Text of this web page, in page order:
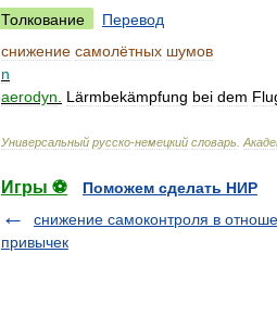
Толкование
Перевод
снижение самолётных шумов
n
aerodyn
Lärmbekämpfung bei dem
Универсальный русско-немецкий словарь
Игры ⚽
Поможем сделать НИР
снижение самоконтроля в
привычек